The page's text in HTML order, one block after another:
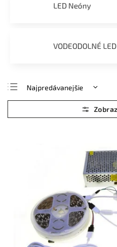
LED Neóny
VODEODOLNÉ LED
Najpredávanejšie
Najlacnejšie
Najdrahšie